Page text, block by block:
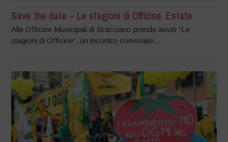
Save the date – Le stagioni di Officine. Estate
Alle Officine Municipali di Bracciano prende avvio “Le
stagioni di Officine”, un incontro conviviale...